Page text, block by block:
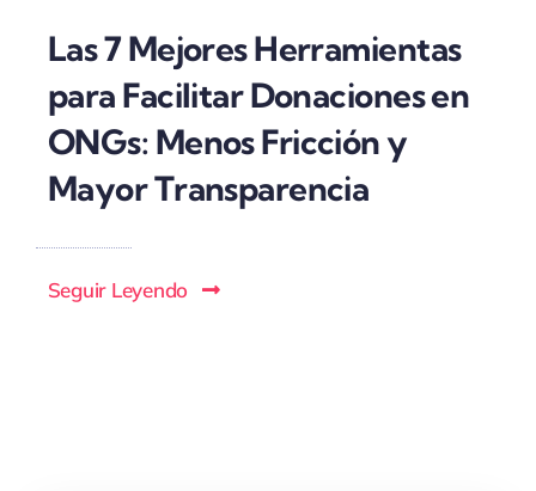
Las 7 Mejores Herramientas
para Facilitar Donaciones en
ONGs: Menos Fricción y
Mayor Transparencia
Seguir Leyendo